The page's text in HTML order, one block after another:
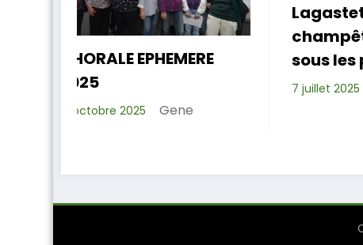
Lagastet : le repas
champêtre réussi
sous les platanes